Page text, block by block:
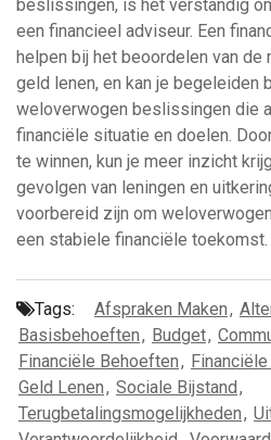
beslissingen, is het verstandig
een financieel adviseur. Een
helpen bij het beoordelen van de
geld lenen, en kan je begeleiden
weloverwogen beslissingen die
financiële situatie en doelen.
te winnen, kun je meer inzicht
gevolgen van leningen en
voorbereid zijn om
een stabiele financiële toekomst.
Tags: Afspraken Maken,
Basisbehoeften, Budget,
Financiële Behoeften,
Geld Lenen, Sociale Bijstand,
Terugbetalingsmogelijkheden,